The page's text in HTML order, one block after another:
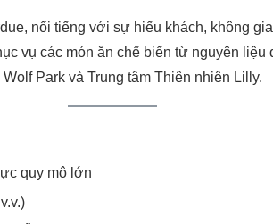
nổi tiếng với sự hiếu khách, không
vụ các món ăn chế biến từ nguyên
Park và Trung tâm Thiên nhiên Lilly.
quy mô lớn